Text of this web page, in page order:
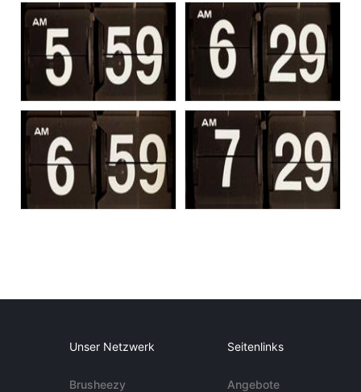
Unser Netzwerk
Brusheezy
Seitenlinks
Angebote